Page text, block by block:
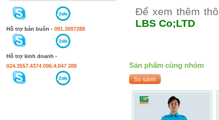
Hỗ trợ bán buôn - 091.3087288
Hỗ trợ kinh doanh -
024.3557.4374 096.4.047 288
Để xem thêm
LBS Co;LTD
Sản phẩm cùng nhóm